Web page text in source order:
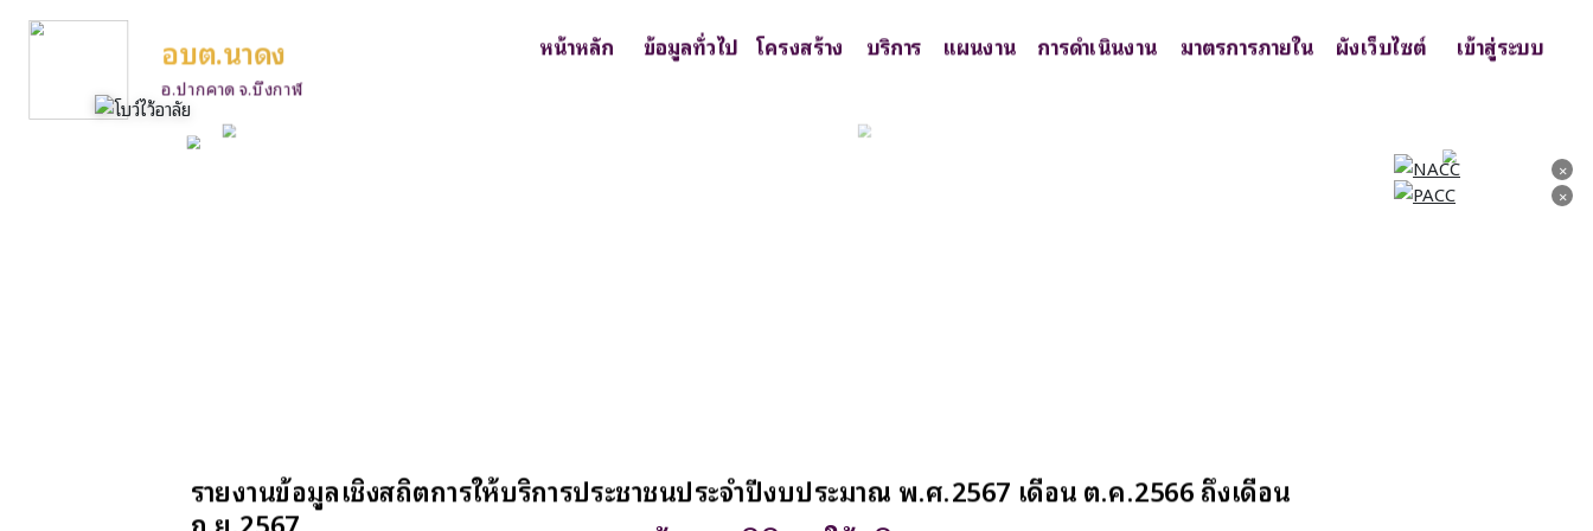
×
×
อบต.นาดง
อ.ปากคาด จ.บึงกาฬ
หน้าหลัก ข้อมูลทั่วไป โครงสร้าง บริการ แผนงาน การดำเนินงาน มาตรการภายใน ผังเว็บไซต์ เข้าสู่ระบบ
รายงานข้อมูลเชิงสถิตการให้บริการประชาชนประจำปีงบประมาณ พ.ศ.2567 เดือน ต.ค.2566 ถึงเดือน
ก.ย.2567